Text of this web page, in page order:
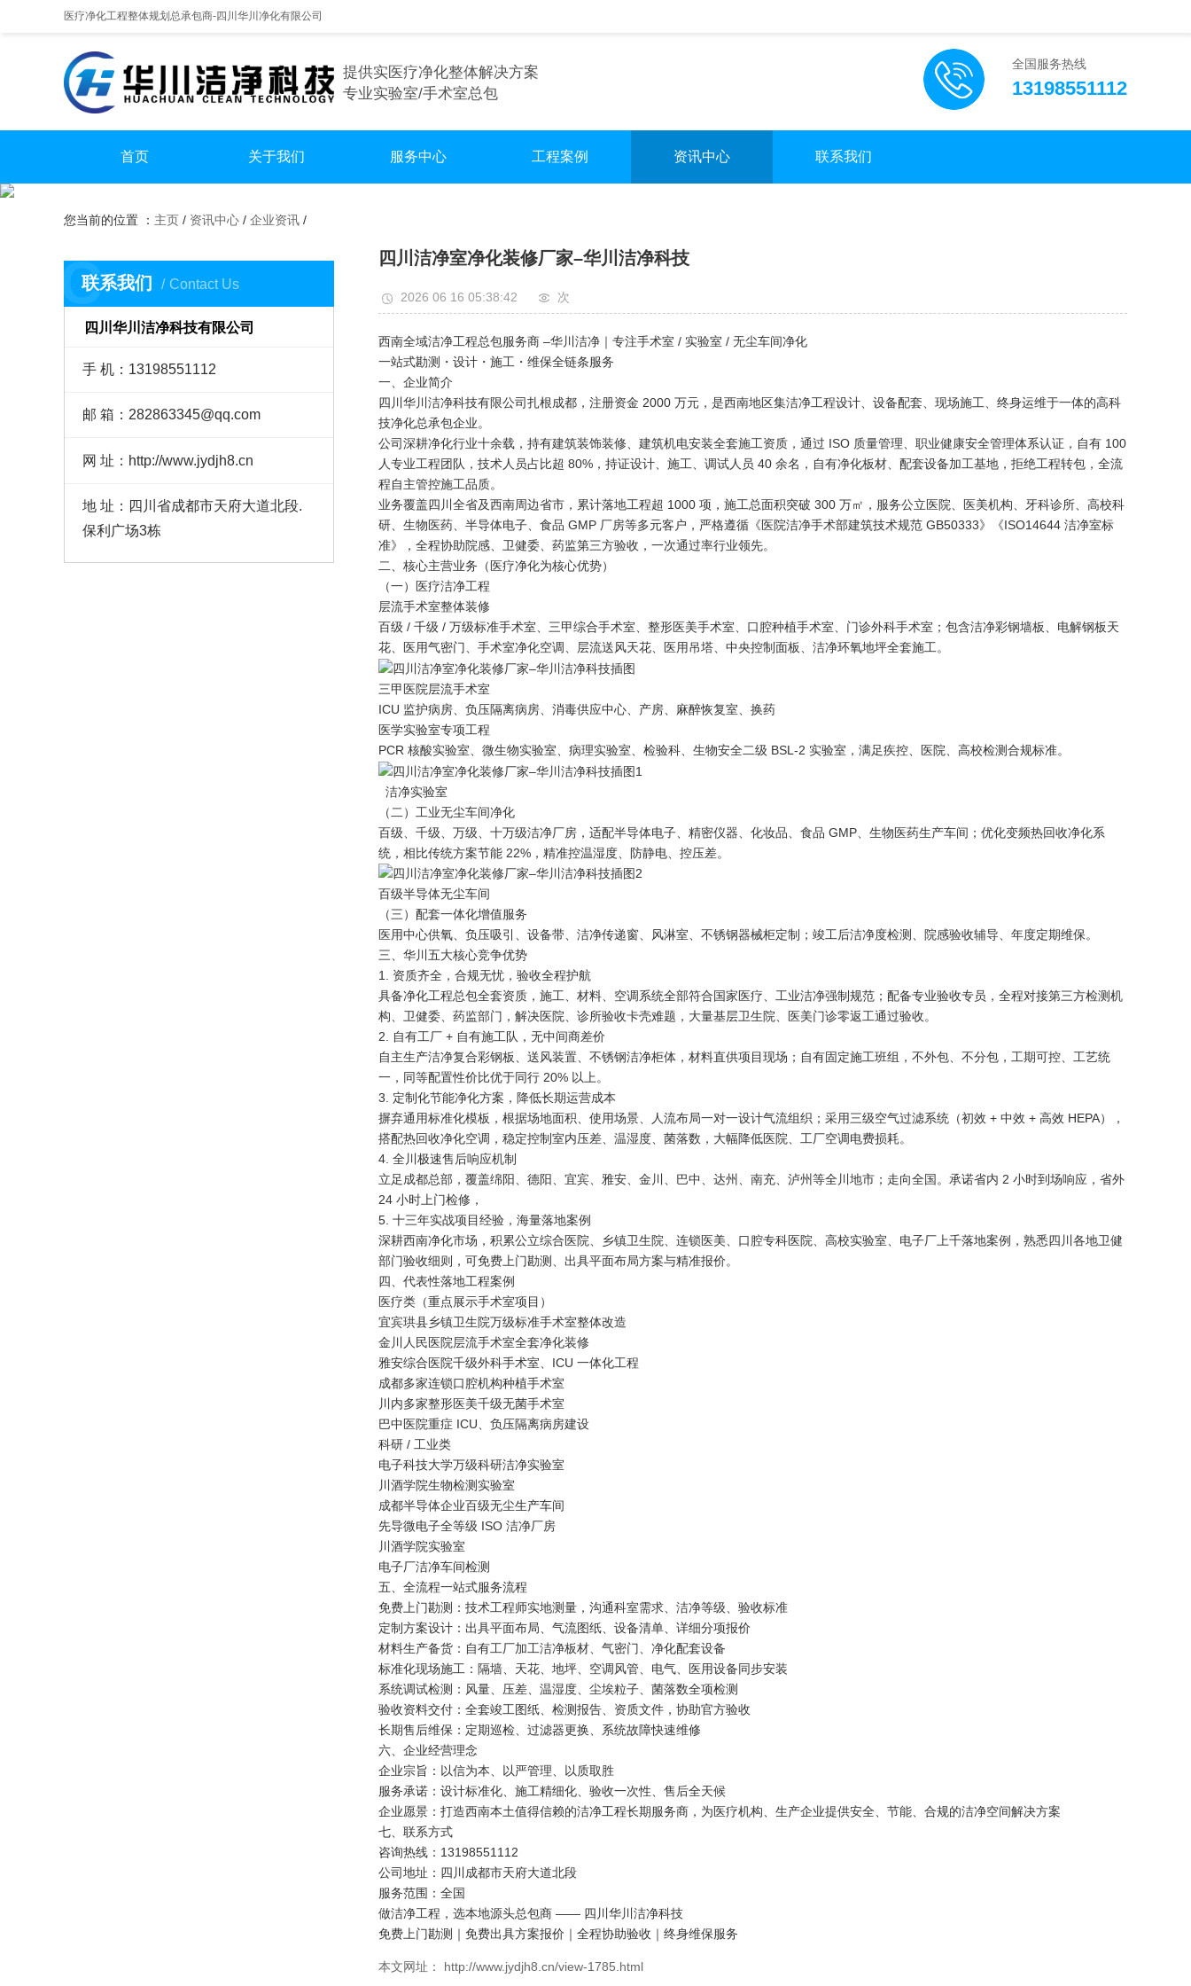
医疗净化工程整体规划总承包商-四川华川净化有限公司
提供实医疗净化整体解决方案
专业实验室/手术室总包
全国服务热线
13198551112
首页 关于我们 服务中心
无尘车间净化装修
工程案例
无尘车间
资讯中心 联系我们
您当前的位置 ： 主页 / 资讯中心 / 企业资讯 /
联系我们 Contact Us
C
四川华川洁净科技有限公司
手 机：13198551112
邮 箱：282863345@qq.com
网 址：http://www.jydjh8.cn
地 址：四川省成都市天府大道北段.
保利广场3栋
四川洁净室净化装修厂家–华川洁净科技
2026 06 16 05:38:42 次
西南全域洁净工程总包服务商 –华川洁净｜专注手术室 / 实验室 / 无尘车间净化
一站式勘测・设计・施工・维保全链条服务
一、企业简介
四川华川洁净科技有限公司扎根成都，注册资金 2000 万元，是西南地区集洁净工程设计、设备配套、现场施工、终身运维于一体的高科
技净化总承包企业。
公司深耕净化行业十余载，持有建筑装饰装修、建筑机电安装全套施工资质，通过 ISO 质量管理、职业健康安全管理体系认证，自有 100
人专业工程团队，技术人员占比超 80%，持证设计、施工、调试人员 40 余名，自有净化板材、配套设备加工基地，拒绝工程转包，全流
程自主管控施工品质。
业务覆盖四川全省及西南周边省市，累计落地工程超 1000 项，施工总面积突破 300 万㎡，服务公立医院、医美机构、牙科诊所、高校科
研、生物医药、半导体电子、食品 GMP 厂房等多元客户，严格遵循《医院洁净手术部建筑技术规范 GB50333》《ISO14644 洁净室标
准》，全程协助院感、卫健委、药监第三方验收，一次通过率行业领先。
二、核心主营业务（医疗净化为核心优势）
（一）医疗洁净工程
层流手术室整体装修
百级 / 千级 / 万级标准手术室、三甲综合手术室、整形医美手术室、口腔种植手术室、门诊外科手术室；包含洁净彩钢墙板、电解钢板天
花、医用气密门、手术室净化空调、层流送风天花、医用吊塔、中央控制面板、洁净环氧地坪全套施工。
三甲医院层流手术室
ICU 监护病房、负压隔离病房、消毒供应中心、产房、麻醉恢复室、换药
医学实验室专项工程
PCR 核酸实验室、微生物实验室、病理实验室、检验科、生物安全二级 BSL-2 实验室，满足疾控、医院、高校检测合规标准。
洁净实验室
（二）工业无尘车间净化
百级、千级、万级、十万级洁净厂房，适配半导体电子、精密仪器、化妆品、食品 GMP、生物医药生产车间；优化变频热回收净化系
统，相比传统方案节能 22%，精准控温湿度、防静电、控压差。
百级半导体无尘车间
（三）配套一体化增值服务
医用中心供氧、负压吸引、设备带、洁净传递窗、风淋室、不锈钢器械柜定制；竣工后洁净度检测、院感验收辅导、年度定期维保。
三、华川五大核心竞争优势
1. 资质齐全，合规无忧，验收全程护航
具备净化工程总包全套资质，施工、材料、空调系统全部符合国家医疗、工业洁净强制规范；配备专业验收专员，全程对接第三方检测机
构、卫健委、药监部门，解决医院、诊所验收卡壳难题，大量基层卫生院、医美门诊零返工通过验收。
2. 自有工厂 + 自有施工队，无中间商差价
自主生产洁净复合彩钢板、送风装置、不锈钢洁净柜体，材料直供项目现场；自有固定施工班组，不外包、不分包，工期可控、工艺统
一，同等配置性价比优于同行 20% 以上。
3. 定制化节能净化方案，降低长期运营成本
摒弃通用标准化模板，根据场地面积、使用场景、人流布局一对一设计气流组织；采用三级空气过滤系统（初效 + 中效 + 高效 HEPA），
搭配热回收净化空调，稳定控制室内压差、温湿度、菌落数，大幅降低医院、工厂空调电费损耗。
4. 全川极速售后响应机制
立足成都总部，覆盖绵阳、德阳、宜宾、雅安、金川、巴中、达州、南充、泸州等全川地市；走向全国。承诺省内 2 小时到场响应，省外
24 小时上门检修，
5. 十三年实战项目经验，海量落地案例
深耕西南净化市场，积累公立综合医院、乡镇卫生院、连锁医美、口腔专科医院、高校实验室、电子厂上千落地案例，熟悉四川各地卫健
部门验收细则，可免费上门勘测、出具平面布局方案与精准报价。
四、代表性落地工程案例
医疗类（重点展示手术室项目）
宜宾珙县乡镇卫生院万级标准手术室整体改造
金川人民医院层流手术室全套净化装修
雅安综合医院千级外科手术室、ICU 一体化工程
成都多家连锁口腔机构种植手术室
川内多家整形医美千级无菌手术室
巴中医院重症 ICU、负压隔离病房建设
科研 / 工业类
电子科技大学万级科研洁净实验室
川酒学院生物检测实验室
成都半导体企业百级无尘生产车间
先导微电子全等级 ISO 洁净厂房
川酒学院实验室
电子厂洁净车间检测
五、全流程一站式服务流程
免费上门勘测：技术工程师实地测量，沟通科室需求、洁净等级、验收标准
定制方案设计：出具平面布局、气流图纸、设备清单、详细分项报价
材料生产备货：自有工厂加工洁净板材、气密门、净化配套设备
标准化现场施工：隔墙、天花、地坪、空调风管、电气、医用设备同步安装
系统调试检测：风量、压差、温湿度、尘埃粒子、菌落数全项检测
验收资料交付：全套竣工图纸、检测报告、资质文件，协助官方验收
长期售后维保：定期巡检、过滤器更换、系统故障快速维修
六、企业经营理念
企业宗旨：以信为本、以严管理、以质取胜
服务承诺：设计标准化、施工精细化、验收一次性、售后全天候
企业愿景：打造西南本土值得信赖的洁净工程长期服务商，为医疗机构、生产企业提供安全、节能、合规的洁净空间解决方案
七、联系方式
咨询热线：13198551112
公司地址：四川成都市天府大道北段
服务范围：全国
做洁净工程，选本地源头总包商 —— 四川华川洁净科技
免费上门勘测｜免费出具方案报价｜全程协助验收｜终身维保服务
本文网址： http://www.jydjh8.cn/view-1785.html